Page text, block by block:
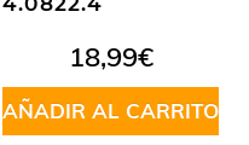
18,99€
AÑADIR AL CARRITO